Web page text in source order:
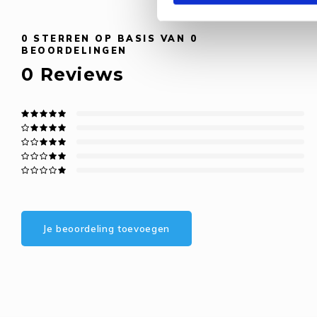
0 STERREN OP BASIS VAN 0
BEOORDELINGEN
0 Reviews
Je beoordeling toevoegen